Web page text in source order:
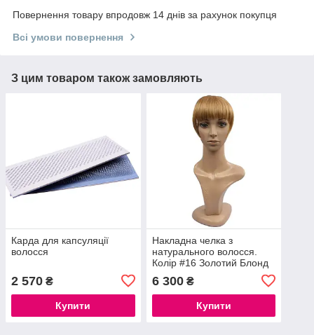
Повернення товару впродовж 14 днів за рахунок покупця
Всі умови повернення
З цим товаром також замовляють
Карда для капсуляції
волосся
2 570 ₴
Купити
Накладна челка з
натурального волосся.
Колір #16 Золотий Блонд
6 300₴
Купити